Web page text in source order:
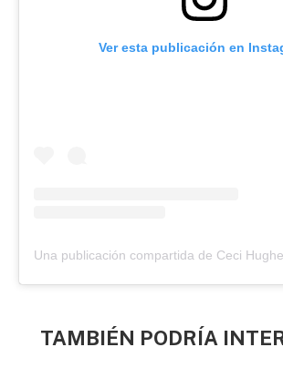
Ver esta publicación en
TAMBIÉN PODRÍA